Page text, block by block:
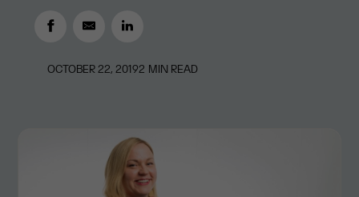
OCTOBER 22, 20192 MIN READ